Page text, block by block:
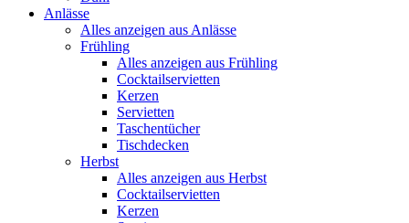
Anlässe
Alles anzeigen aus Anlässe
Frühling
Alles anzeigen aus Frühling
Cocktailservietten
Kerzen
Servietten
Taschentücher
Tischdecken
Herbst
Alles anzeigen aus Herbst
Cocktailservietten
Kerzen